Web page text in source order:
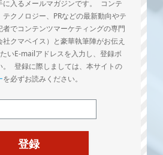
に入るメールマガジンです。 コンテ
クノロジー、PRなどの最新動向やテ
でコンテンツマーケティングの専門
クマベイス）と豪華執筆陣がお伝え
いE-mailアドレスを入力し、登録ボ
。 登録に際しましては、本サイトの
を必ずお読みください。